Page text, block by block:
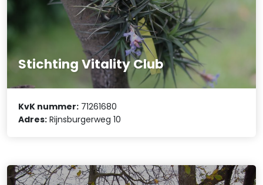
Stichting Vitality Club
KvK nummer: 71261680
Adres: Rijnsburgerweg 10